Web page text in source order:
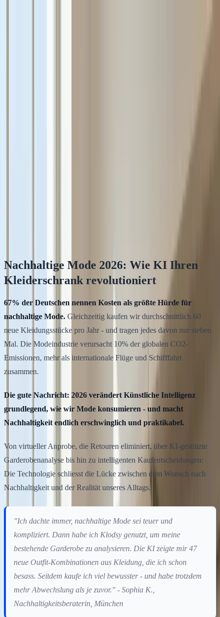
Nachhaltige Mode 2026: Wie KI Ihren
Kleiderschrank revolutioniert
67% der Deutschen nennen Kosten als größte Hürde für
nachhaltige Mode. Gleichzeitig kaufen wir durchschnittlich 60
neue Kleidungsstücke pro Jahr - und tragen jedes davon nur sieben
Mal. Die Modeindustrie verursacht 10% der globalen CO2-
Emissionen, mehr als internationale Flüge und Schifffahrt
zusammen.
Die gute Nachricht: 2026 verändert Künstliche Intelligenz
grundlegend, wie wir Mode konsumieren - und macht
Nachhaltigkeit endlich erschwinglich und praktikabel.
Von virtueller Anprobe, die Retouren eliminiert, über KI-gestützte
Garderobenanalyse bis hin zu intelligenten Kaufentscheidungen:
Die Technologie schliesst die Lücke zwischen dem Wunsch nach
Nachhaltigkeit und der Realität unseres Alltags.
"Ich dachte immer, nachhaltige Mode sei teuer und
kompliziert. Dann habe ich Klodsy genutzt, um meine
bestehende Garderobe zu analysieren. Die KI zeigte mir 47
neue Outfit-Kombinationen aus Kleidung, die ich schon
besass. Seitdem kaufe ich viel bewusster - und habe trotzdem
mehr Abwechslung als je zuvor." - Sophia K.,
Nachhaltigkeitsberaterin, München